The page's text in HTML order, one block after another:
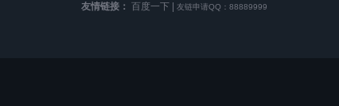
友情链接： 百度一下 友链申请QQ：88889999